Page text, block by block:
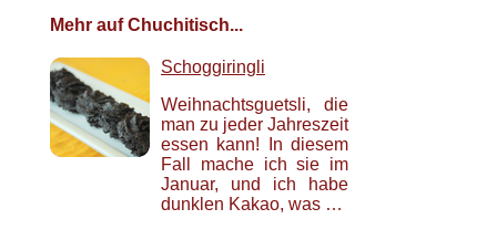
Mehr auf Chuchitisch...
Schoggiringli
Weihnachtsguetsli, die
man zu jeder Jahreszeit
essen kann! In diesem
Fall mache ich sie im
Januar, und ich habe
dunklen Kakao, was …